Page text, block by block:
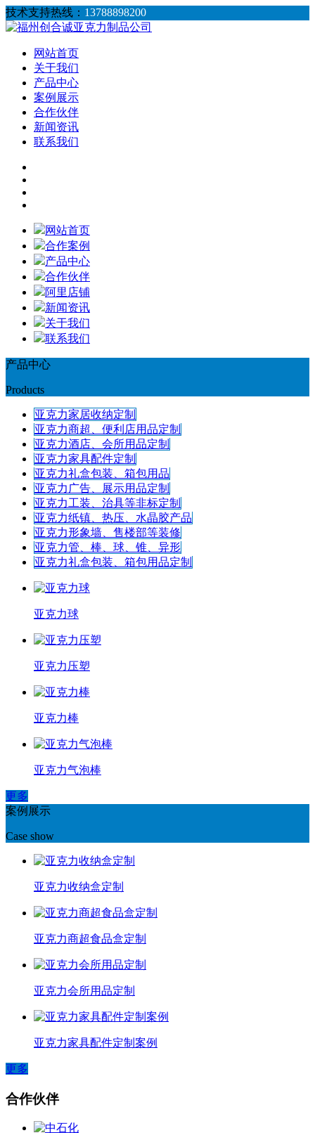
技术支持热线： 13788898200
网站首页
关于我们
产品中心
案例展示
合作伙伴
新闻资讯
联系我们
网站首页
合作案例
产品中心
合作伙伴
阿里店铺
新闻资讯
关于我们
联系我们
产品中心
Products
亚克力家居收纳定制
亚克力商超、便利店用品定制
亚克力酒店、会所用品定制
亚克力家具配件定制
亚克力礼盒包装、箱包用品
亚克力广告、展示用品定制
亚克力工装、治具等非标定制
亚克力纸镇、热压、水晶胶产品
亚克力形象墙、售楼部等装修
亚克力管、棒、球、锥、异形
亚克力礼盒包装、箱包用品定制
亚克力球
亚克力压塑
亚克力棒
亚克力气泡棒
更多
案例展示
Case show
亚克力收纳盒定制
亚克力商超食品盒定制
亚克力会所用品定制
亚克力家具配件定制案例
更多
合作伙伴